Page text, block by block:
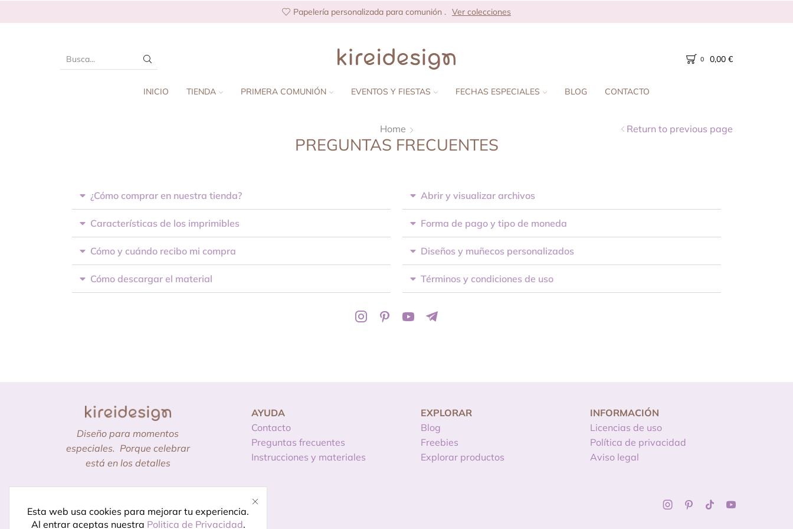
Papelería personalizada para comunión . Ver colecciones
0 0,00 €
INICIO TIENDA PRIMERA COMUNIÓN EVENTOS Y FIESTAS FECHAS ESPECIALES BLOG CONTACTO
Return to previous page
Home
PREGUNTAS FRECUENTES
¿Cómo comprar en nuestra tienda?
Características de los imprimibles
Cómo y cuándo recibo mi compra
Cómo descargar el material
Abrir y visualizar archivos
Forma de pago y tipo de moneda
Diseños y muñecos personalizados
Términos y condiciones de uso
Esta web usa cookies para mejorar tu experiencia.
Al entrar aceptas nuestra Politica de Privacidad.
Diseño para momentos
especiales. Porque celebrar
está en los detalles
AYUDA
Contacto
Preguntas frecuentes
Instrucciones y materiales
EXPLORAR
Blog
Freebies
Explorar productos
INFORMACIÓN
Licencias de uso
Política de privacidad
Aviso legal
© Creado por